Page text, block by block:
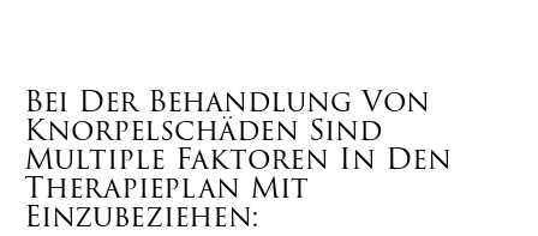
Bei Der Behandlung Von
Knorpelschäden Sind
Multiple Faktoren In Den
Therapieplan Mit
Einzubeziehen: